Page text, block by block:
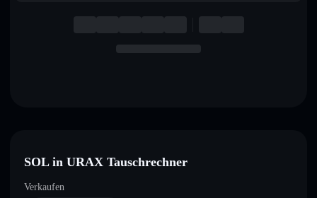
SOL in URAX Tauschrechner
Verkaufen